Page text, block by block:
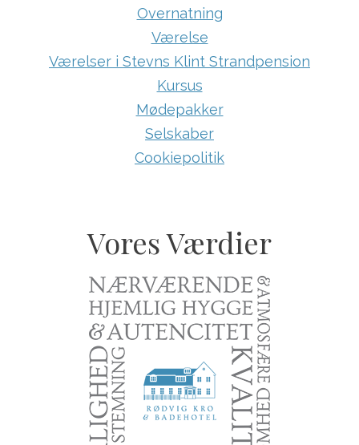
Overnatning
Værelse
Værelser i Stevns Klint Strandpension
Kursus
Mødepakker
Selskaber
Cookiepolitik
Vores Værdier